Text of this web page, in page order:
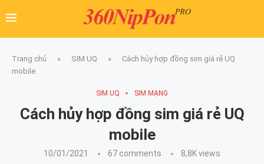
Trang chủ » SIM UQ »
Cách hủy hợp đồng sim giá rẻ UQ
mobile
SIM UQ SIM MẠNG
Cách hủy hợp đồng sim giá rẻ UQ
mobile
10/01/2021 67 comments 8,8Kviews